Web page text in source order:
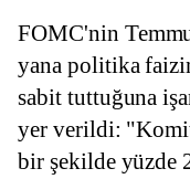
FOMC'nin
yana politika
sabit tuttuğuna
yer verildi:
bir şekilde yüzde